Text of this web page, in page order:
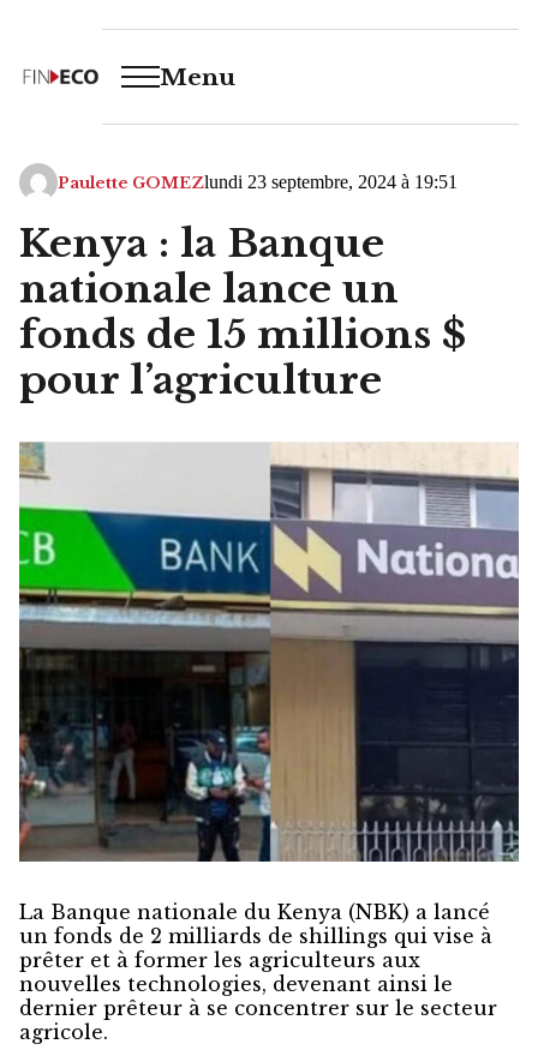
Menu
Paulette GOMEZlundi 23 septembre, 2024 à 19:51
Kenya : la Banque
nationale lance un
fonds de 15 millions $
pour l’agriculture
La Banque nationale du Kenya (NBK) a lancé
un fonds de 2 milliards de shillings qui vise à
prêter et à former les agriculteurs aux
nouvelles technologies, devenant ainsi le
dernier prêteur à se concentrer sur le secteur
agricole.